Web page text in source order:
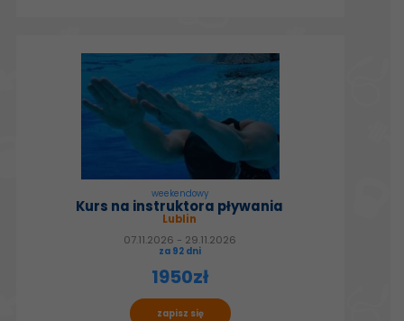
weekendowy
Kurs na instruktora pływania
Lublin
07.11.2026 - 29.11.2026
za 92 dni
1950zł
zapisz się